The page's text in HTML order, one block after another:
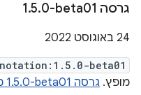
גרסה ‎1 .5.0-beta01
‫24 באוגוסט 2022
beta01
מופץ. גרסה ‎1.5.0-beta01 מכילה את השמירות האלה.